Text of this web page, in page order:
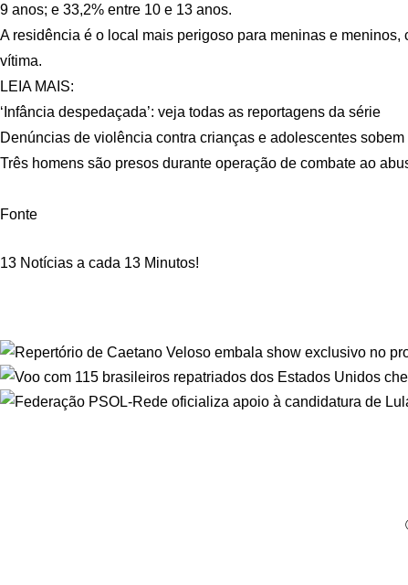
9 anos; e 33,2% entre 10 e 13 anos.
A residência é o local mais perigoso para meninas e
vítima.
LEIA MAIS:
‘Infância despedaçada’: veja todas as reportagens da série
Denúncias de violência contra crianças e adolescentes sobem
Três homens são presos durante operação de combate ao
Fonte
13 Notícias a cada 13 Minutos!